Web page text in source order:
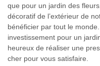
que pour un jardin des
décoratif de l’extérieur de
bénéficier par tout le
investissement pour un
heureux de réaliser une
cher pour vous satisfaire.